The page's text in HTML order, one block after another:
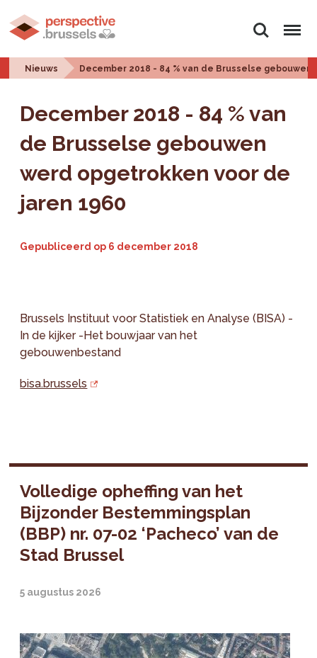
Zoeken Menu
Nieuws December 2018 - 84 % van de Brusselse
December 2018 - 84 % van
de Brusselse gebouwen
werd opgetrokken voor de
jaren 1960
Gepubliceerd op 6 december 2018
Brussels Instituut voor Statistiek en Analyse (BISA) -
In de kijker -Het bouwjaar van het
gebouwenbestand
bisa.brussels
Volledige opheffing van het
Bijzonder Bestemmingsplan
(BBP) nr. 07-02 ‘Pacheco’ van de
Stad Brussel
5 augustus 2026